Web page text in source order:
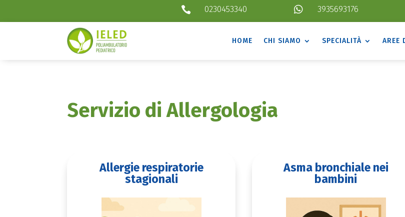
 0230453340  3935693176
HOME CHI SIAMO SPECIALITÀ AREE
Servizio di Allergologia
Allergie respiratorie
stagionali
Asma bronchiale nei
bambini